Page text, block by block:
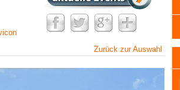
Zurück zur Auswahl